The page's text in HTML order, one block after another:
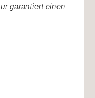
garantiert einen